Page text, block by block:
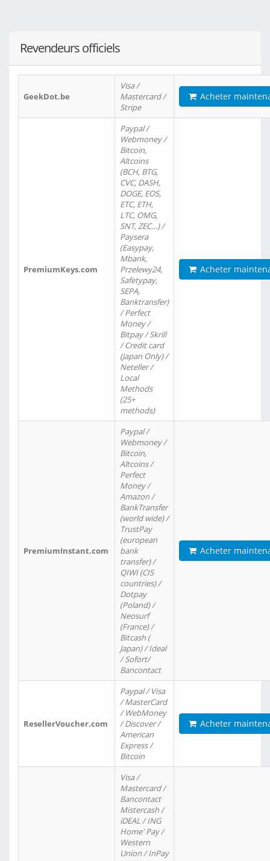
Revendeurs officiels
GeekDot.be
Visa /
Mastercard /
Stripe
Acheter
PremiumKeys.com
Paypal /
Webmoney /
Bitcoin,
Altcoins
(BCH, BTG,
CVC, DASH,
DOGE, EOS,
ETC, ETH,
LTC, OMG,
SNT, ZEC…) /
Paysera
(Easypay,
Mbank,
Przelewy24,
Safetypay,
SEPA,
Banktransfer)
/ Perfect
Money /
Bitpay / Skrill
/ Credit card
(Japan Only) /
Neteller /
Local
Methods
(25+
methods)
Acheter
PremiumInstant.com
Paypal /
Webmoney /
Bitcoin,
Altcoins /
Perfect
Money /
Amazon /
BankTransfer
(world wide) /
TrustPay
(european
bank
transfer) /
QIWI (CIS
countries) /
Dotpay
(Poland) /
Neosurf
(France) /
Bitcash (
Japan) / Ideal
/ Sofort/
Bancontact
Acheter
ResellerVoucher.com
Paypal / Visa
/ MasterCard
/ WebMoney
/ Discover /
American
Express /
Bitcoin
Acheter
Visa /
Mastercard /
Bancontact
Mistercash /
iDEAL / ING
Home' Pay /
Western
Union / InPay